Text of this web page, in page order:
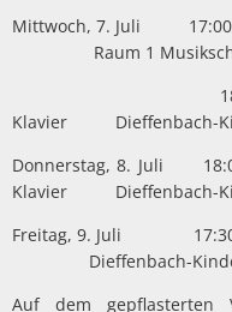
Mittwoch, 7.
Raum 1
18:00 Uhr
Klavier Dieffenbach-
Donnerstag, 8. Juli
Klavier Dieffenbach-
Freitag, 9. Juli
Dieffenbach-
Auf dem gepflasterten